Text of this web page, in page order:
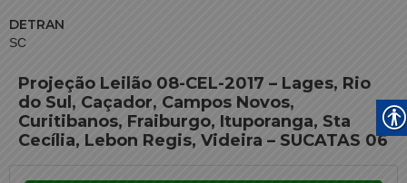
DETRAN
SC
Projeção Leilão 08-CEL-2017 – Lages, Rio
do Sul, Caçador, Campos Novos,
Curitibanos, Fraiburgo, Ituporanga, Sta
Cecília, Lebon Regis, Videira – SUCATAS 06